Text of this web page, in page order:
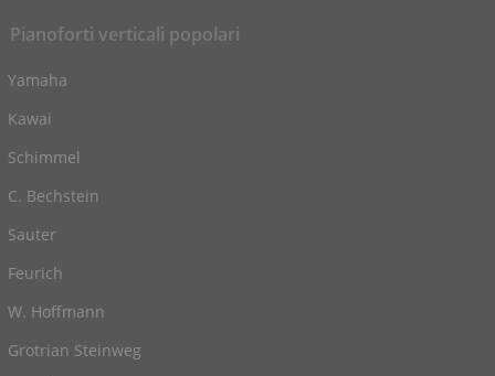
Pianoforti verticali popolari
Yamaha
Kawai
Schimmel
C. Bechstein
Sauter
Feurich
W. Hoffmann
Grotrian Steinweg